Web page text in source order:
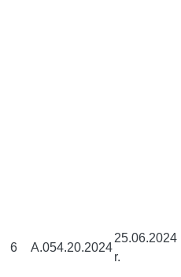
6 A.054.20.2024
25.06.2024
r.